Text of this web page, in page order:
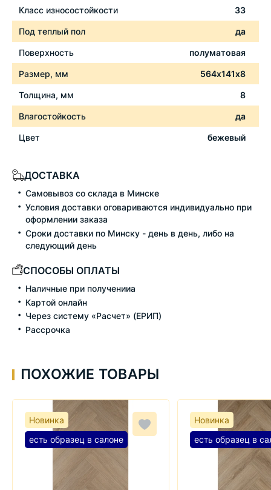
Класс износостойкости 33
Под теплый пол да
Поверхность полуматовая
Размер, мм 564х141х8
Толщина, мм 8
Влагостойкость да
Цвет бежевый
ДОСТАВКА
Самовывоз со склада в Минске
Условия доставки оговариваются индивидуально при
оформлении заказа
Сроки доставки по Минску - день в день, либо на
следующий день
СПОСОБЫ ОПЛАТЫ
Наличные при полученииа
Картой онлайн
Через систему «Расчет» (ЕРИП)
Рассрочка
ПОХОЖИЕ ТОВАРЫ
Новинка
есть образец в салоне
Новинка
есть образец в